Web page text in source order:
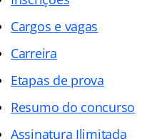
Cargos e vagas
Carreira
Etapas de prova
Resumo do concurso
Assinatura Ilimitada